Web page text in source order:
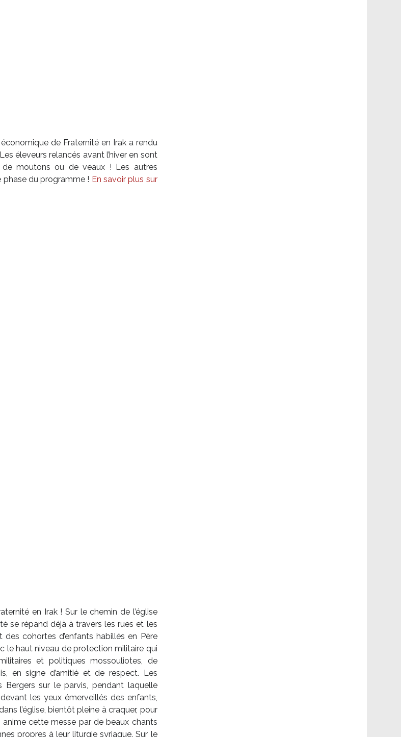
de Fraternité en Irak a rendu
éleveurs relancés avant l’hiver en sont
moutons ou de veaux ! Les autres
phase du programme ! En savoir plus sur
en Irak ! Sur le chemin de l’église
se répand déjà à travers les rues et les
cohortes d’enfants habillés en Père
le haut niveau de protection militaire qui
et politiques mossouliotes, de
en signe d’amitié et de respect. Les
sur le parvis, pendant laquelle
les yeux émerveillés des enfants,
l’église, bientôt pleine à craquer, pour
cette messe par de beaux chants
propres à leur liturgie syriaque. Sur le